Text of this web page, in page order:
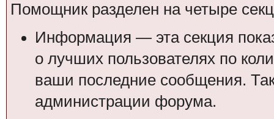
Помощник разделен на четыре
Информация — эта секция
о лучших пользователях по
ваши последние сообщения.
администрации форума.